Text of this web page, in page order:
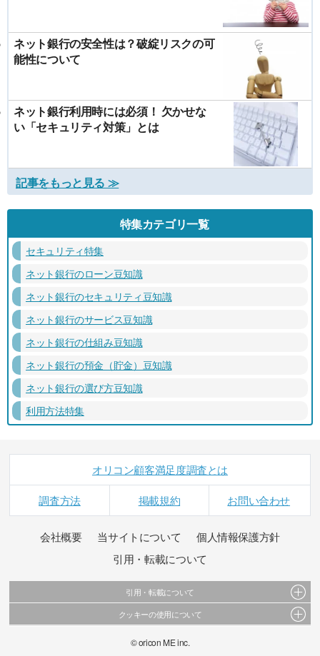
ネット銀行の安全性は？破綻リスクの可
能性について
ネット銀行利用時には必須！ 欠かせな
い「セキュリティ対策」とは
記事をもっと見る ≫
特集カテゴリ一覧
セキュリティ特集
ネット銀行のローン豆知識
ネット銀行のセキュリティ豆知識
ネット銀行のサービス豆知識
ネット銀行の仕組み豆知識
ネット銀行の預金（貯金）豆知識
ネット銀行の選び方豆知識
利用方法特集
オリコン顧客満足度調査とは
調査方法 掲載規約 お問い合わせ
会社概要 当サイトについて
個人情報保護方針
引用・転載について
引用・転載について
当サイトで公開されている情報（文字、写真、イラスト、画像データ等）及びこれらの配
これらの情報を権利者の許可なく無断転載・複製などの二次利用を行うことは固く禁じてお
クッキーの使用について
このサイトでは Cookie を使用して、ユーザーに合わせたコンテンツや広告の表示、ソーシャ
© oricon ME inc.